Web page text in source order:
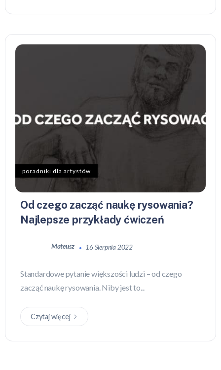
poradniki dla artystów
Od czego zacząć naukę rysowania?
Najlepsze przykłady ćwiczeń
Mateusz 16 Sierpnia 2022
Standardowe pytanie większości ludzi – od czego
zacząć naukę rysowania. Niby jest to...
Czytaj więcej